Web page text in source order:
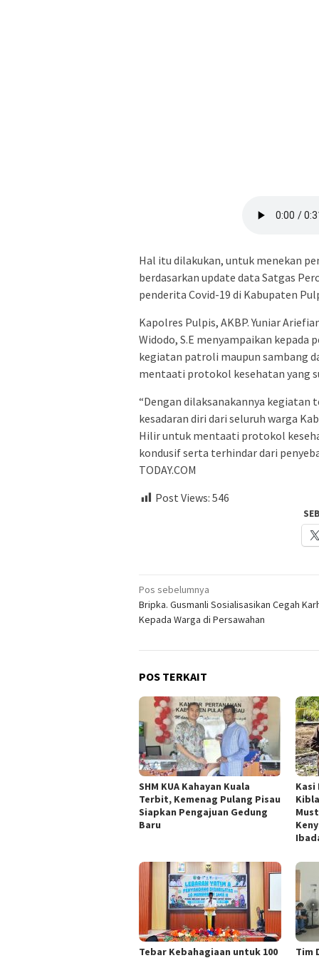
Hal itu dilakukan, untuk menekan
berdasarkan update data Satgas
penderita Covid-19 di Kabupaten
Kapolres Pulpis, AKBP. Yuniar
Widodo, S.E menyampaikan
kegiatan patroli maupun sambang
mentaati protokol kesehatan yang
“Dengan dilaksanakannya kegiatan
kesadaran diri dari seluruh warga
Hilir untuk mentaati protokol
kondusif serta terhindar dari
TODAY.COM
Post Views: 546
Navigasi
pos
Pos sebelumnya
Bripka. Gusmanli Sosialisasikan Cegah
Kepada Warga di Persawahan
POS TERKAIT
SHM KUA Kahayan Kuala
Terbit, Kemenag Pulang Pisau
Siapkan Pengajuan Gedung
Baru
Kasi
Tebar Kebahagiaan untuk 100 Tim